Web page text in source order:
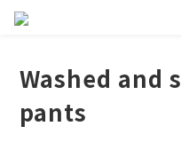
Washed and
pants